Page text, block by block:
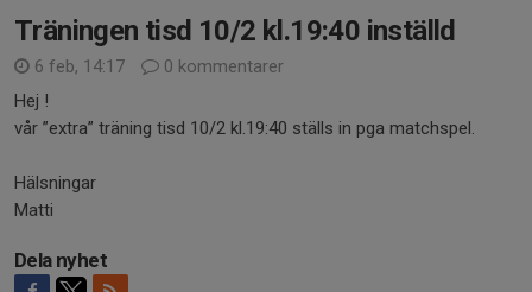
Träningen tisd 10/2 kl.19:40 inställd
6 feb, 14:17
0 kommentarer
Hej !
vår ”extra” träning tisd 10/2 kl.19:40 ställs in pga matchspel.
Hälsningar
Matti
Dela nyhet